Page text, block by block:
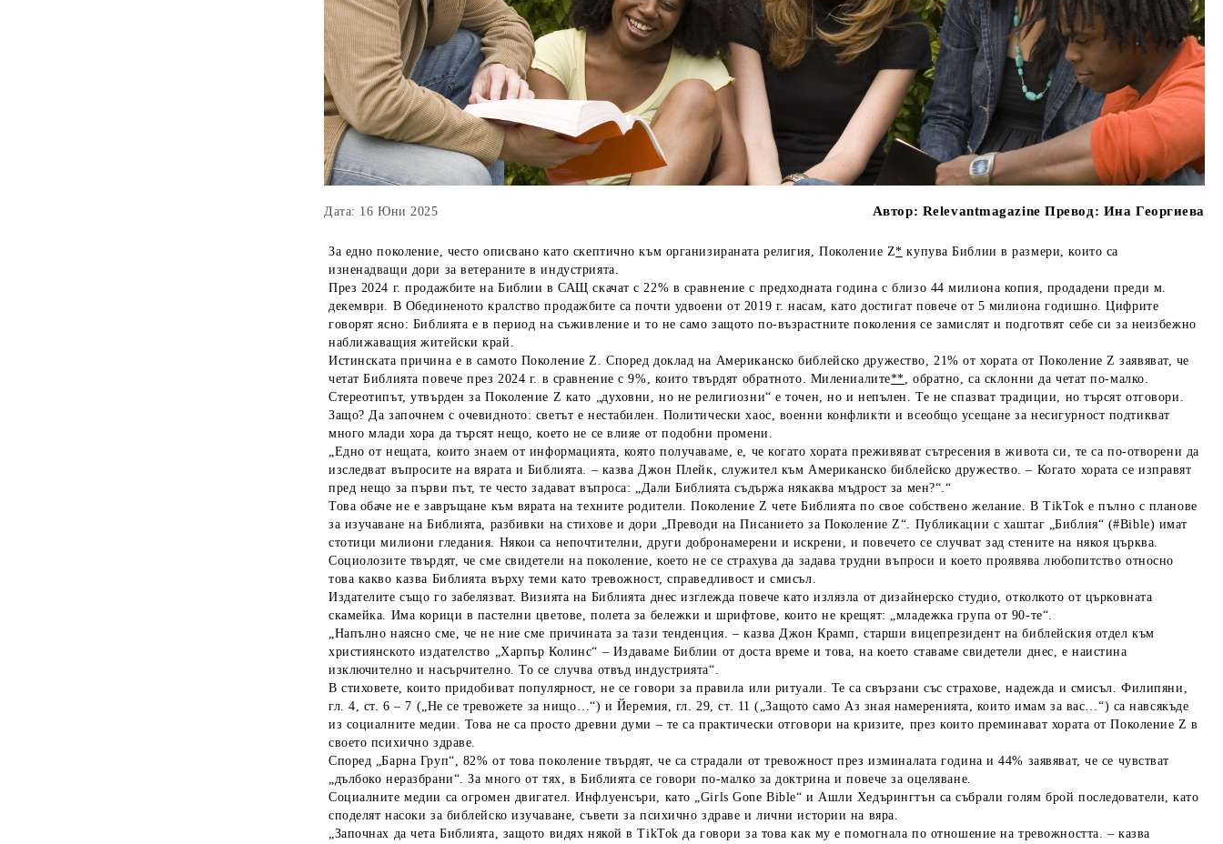
Дата: 16 Юни 2025 Автор: Relevantmagazine Превод: Ина Георгиева
За едно поколение, често описвано като скептично към организираната религия, Поколение Z* купува Библии в размери, които са
изненадващи дори за ветераните в индустрията.
През 2024 г. продажбите на Библии в САЩ скачат с 22% в сравнение с предходната година с близо 44 милиона копия, продадени преди м.
декември. В Обединеното кралство продажбите са почти удвоени от 2019 г. насам, като достигат повече от 5 милиона годишно. Цифрите
говорят ясно: Библията е в период на съживление и то не само защото по-възрастните поколения се замислят и подготвят себе си за неизбежно
наближаващия житейски край.
Истинската причина е в самото Поколение Z. Според доклад на Американско библейско дружество, 21% от хората от Поколение Z заявяват, че
четат Библията повече през 2024 г. в сравнение с 9%, които твърдят обратното. Милениалите**, обратно, са склонни да четат по-малко.
Стереотипът, утвърден за Поколение Z като „духовни, но не религиозни“ е точен, но и непълен. Те не спазват традиции, но търсят отговори.
Защо? Да започнем с очевидното: светът е нестабилен. Политически хаос, военни конфликти и всеобщо усещане за несигурност подтикват
много млади хора да търсят нещо, което не се влияе от подобни промени.
„Едно от нещата, които знаем от информацията, която получаваме, е, че когато хората преживяват сътресения в живота си, те са по-отворени да
изследват въпросите на вярата и Библията. – казва Джон Плейк, служител към Американско библейско дружество. – Когато хората се изправят
пред нещо за първи път, те често задават въпроса: „Дали Библията съдържа някаква мъдрост за мен?“.“
Това обаче не е завръщане към вярата на техните родители. Поколение Z чете Библията по свое собствено желание. В TikTok е пълно с планове
за изучаване на Библията, разбивки на стихове и дори „Преводи на Писанието за Поколение Z“. Публикации с хаштаг „Библия“ (#Bible) имат
стотици милиони гледания. Някои са непочтителни, други добронамерени и искрени, и повечето се случват зад стените на някоя църква.
Социолозите твърдят, че сме свидетели на поколение, което не се страхува да задава трудни въпроси и което проявява любопитство относно
това какво казва Библията върху теми като тревожност, справедливост и смисъл.
Издателите също го забелязват. Визията на Библията днес изглежда повече като излязла от дизайнерско студио, отколкото от църковната
скамейка. Има корици в пастелни цветове, полета за бележки и шрифтове, които не крещят: „младежка група от 90-те“.
„Напълно наясно сме, че не ние сме причината за тази тенденция. – казва Джон Крамп, старши вицепрезидент на библейския отдел към
християнското издателство „Харпър Колинс“ – Издаваме Библии от доста време и това, на което ставаме свидетели днес, е наистина
изключително и насърчително. То се случва отвъд индустрията“.
В стиховете, които придобиват популярност, не се говори за правила или ритуали. Те са свързани със страхове, надежда и смисъл. Филипяни,
гл. 4, ст. 6 – 7 („Не се тревожете за нищо…“) и Йеремия, гл. 29, ст. 11 („Защото само Аз зная намеренията, които имам за вас…“) са навсякъде
из социалните медии. Това не са просто древни думи – те са практически отговори на кризите, през които преминават хората от Поколение Z в
своето психично здраве.
Според „Барна Груп“, 82% от това поколение твърдят, че са страдали от тревожност през изминалата година и 44% заявяват, че се чувстват
„дълбоко неразбрани“. За много от тях, в Библията се говори по-малко за доктрина и повече за оцеляване.
Социалните медии са огромен двигател. Инфлуенсъри, като „Girls Gone Bible“ и Ашли Хедърингтън са събрали голям брой последователи, като
споделят насоки за библейско изучаване, съвети за психично здраве и лични истории на вяра.
„Започнах да чета Библията, защото видях някой в TikTok да говори за това как му е помогнала по отношение на тревожността. – казва